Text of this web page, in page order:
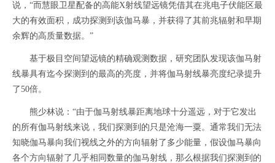
说，“而慧眼卫星配备的高能X射线望远镜凭借其在兆电子伏能区最
大的有效面积，成功探测到该伽马暴，并获得了其前兆辐射和早期
余辉的高质量数据。”
基于极目空间望远镜的精确观测数据，研究团队发现该伽马射
线暴具有迄今探测到的最高的亮度，并将伽马射线暴亮度纪录提升
了50倍。
熊少林说：“由于伽马射线暴距离地球十分遥远，对于它发出
的所有伽马射线来说，我们探测到的只是沧海一粟。通常我们无法
知晓伽马暴向我们视线之外的方向辐射了多少能量，假设伽马暴向
各个方向辐射了几乎相同数量的伽马射线，那么根据我们探测到的